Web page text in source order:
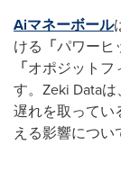
Aiマネーボール
ける 「パワーヒ
「オポジットフ
す。Zeki Data
遅れを取ってい
える影響につい